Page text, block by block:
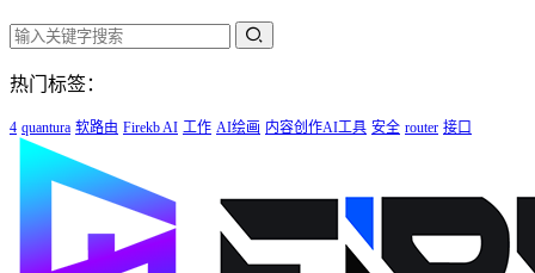
热门标签：
4 quantura 软路由 Firekb AI 工作 AI绘画 内容创作AI工具 安全 router 接口